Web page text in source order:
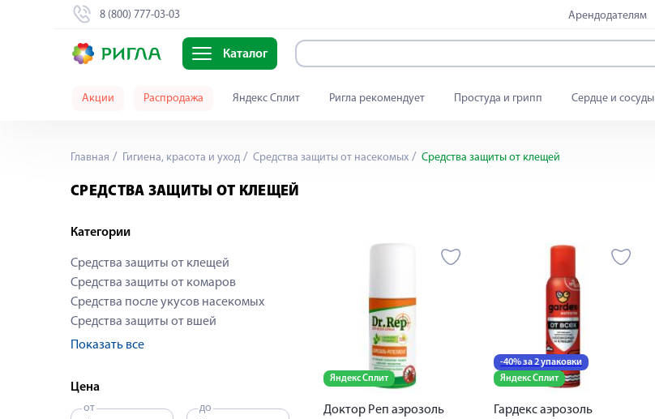
8 (800) 777-03-03 Арендодателям
Каталог
Акции Распродажа Яндекс Сплит Ригла рекомендует Простуда и грипп Сердце и сосуды
Главная Гигиена, красота и уход Средства защиты от насекомых Средства защиты от клещей
СРЕДСТВА ЗАЩИТЫ ОТ КЛЕЩЕЙ
Категории
Средства защиты от клещей
Средства защиты от комаров
Средства после укусов насекомых
Средства защиты от вшей
Показать все
Цена
от до
Яндекс Сплит
Доктор Реп аэрозоль
-40% за 2 упаковки
Яндекс Сплит
Гардекс аэрозоль